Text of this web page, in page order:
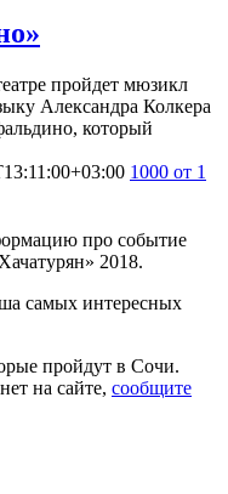
пройдет мюзикл
Александра Колкера
который
1000 от 1
про событие
2018.
самых интересных
пройдут в Сочи.
на сайте, сообщите